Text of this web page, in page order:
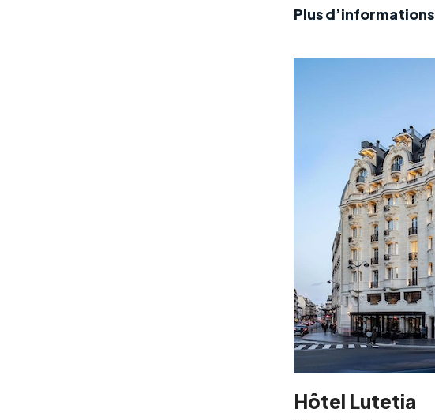
Plus d’informations
Hôtel Lutetia